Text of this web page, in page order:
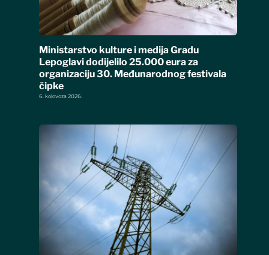
Ministarstvo kulture i medija Gradu
Lepoglavi dodijelilo 25.000 eura za
organizaciju 30. Međunarodnog festivala
čipke
6. kolovoza 2026.